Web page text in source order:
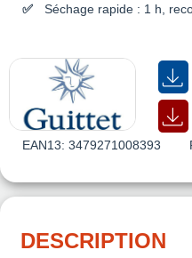
Séchage rapide : 1 h,
EAN13: 3479271008393
DESCRIPTION